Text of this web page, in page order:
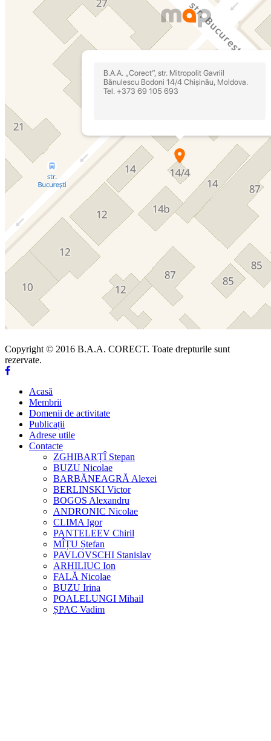
Copyright © 2016 B.A.A. CORECT. Toate drepturile sunt
rezervate.
Acasă
Membrii
Domenii de activitate
Publicații
Adrese utile
Contacte
ZGHIBARȚÎ Stepan
BUZU Nicolae
BARBĂNEAGRĂ Alexei
BERLINSKI Victor
BOGOS Alexandru
ANDRONIC Nicolae
CLIMA Igor
PANTELEEV Chiril
MÎȚU Ștefan
PAVLOVSCHI Stanislav
ARHILIUC Ion
FALĂ Nicolae
BUZU Irina
POALELUNGI Mihail
ȘPAC Vadim